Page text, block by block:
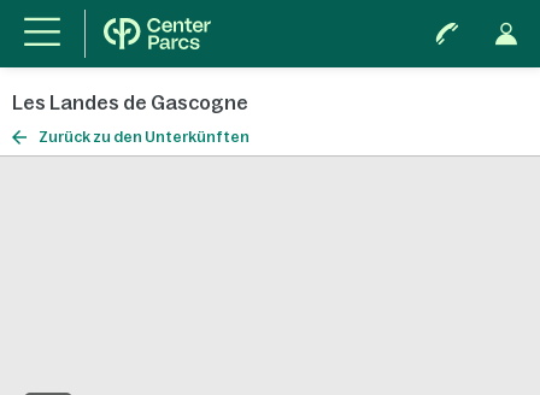
Les Landes de Gascogne
Zurück zu den Unterkünften